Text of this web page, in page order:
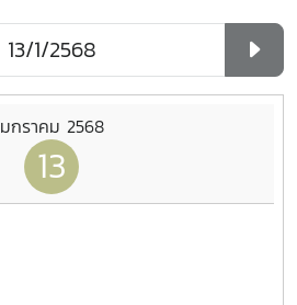
มกราคม 2568
13